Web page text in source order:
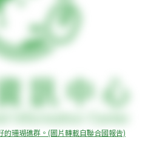
的珊瑚礁群。(圖片轉載自聯合國報告)